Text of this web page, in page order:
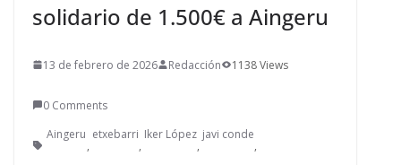
solidario de 1.500€ a Aingeru
13 de febrero de 2026 Redacción 1138 Views
0 Comments
Aingeru
,
etxebarri
,
Iker López
,
javi conde
,